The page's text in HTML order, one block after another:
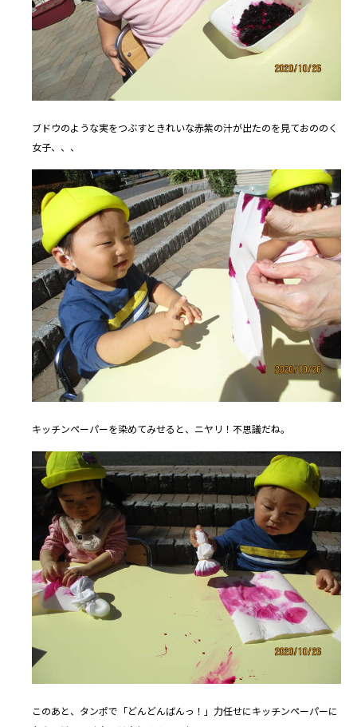
ブドウのような実をつぶすときれいな赤紫の汁が出たのを見ておののく
女子、、、
キッチンペーパーを染めてみせると、ニヤリ！不思議だね。
このあと、タンポで「どんどんばんっ！」力任せにキッチンペーパーに